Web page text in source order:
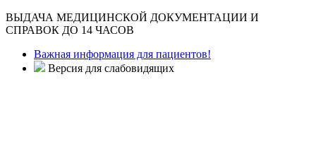
ВЫДАЧА МЕДИЦИНСКОЙ ДОКУМЕНТАЦИИ И
СПРАВОК ДО 14 ЧАСОВ
Важная информация для пациентов!
Версия для слабовидящих